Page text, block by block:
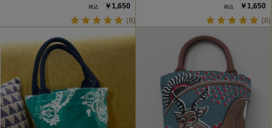
￥1,650
(8)
￥1,650
(8)